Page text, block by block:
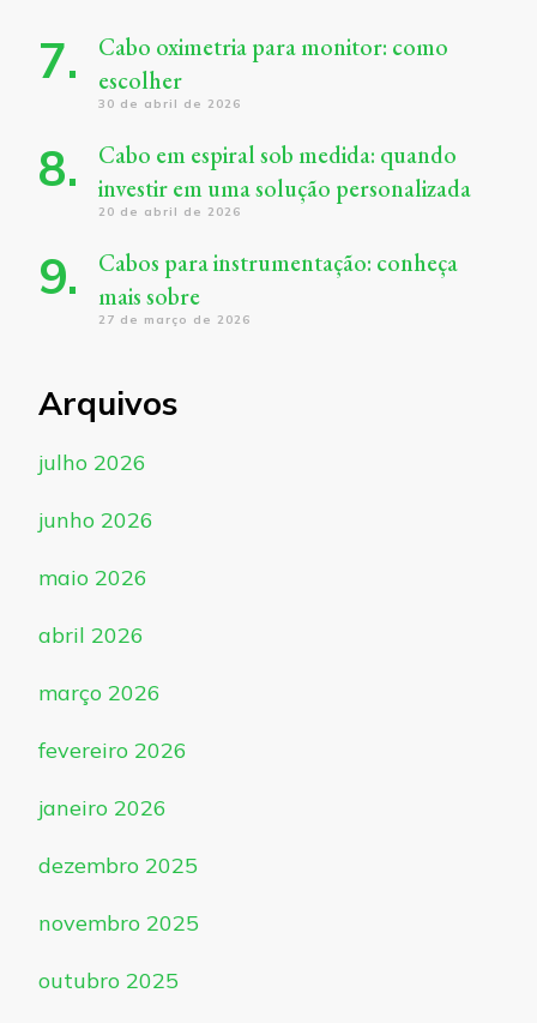
Cabo oximetria para monitor: como
escolher
30 de abril de 2026
Cabo em espiral sob medida: quando
investir em uma solução personalizada
20 de abril de 2026
Cabos para instrumentação: conheça
mais sobre
27 de março de 2026
Arquivos
julho 2026
junho 2026
maio 2026
abril 2026
março 2026
fevereiro 2026
janeiro 2026
dezembro 2025
novembro 2025
outubro 2025